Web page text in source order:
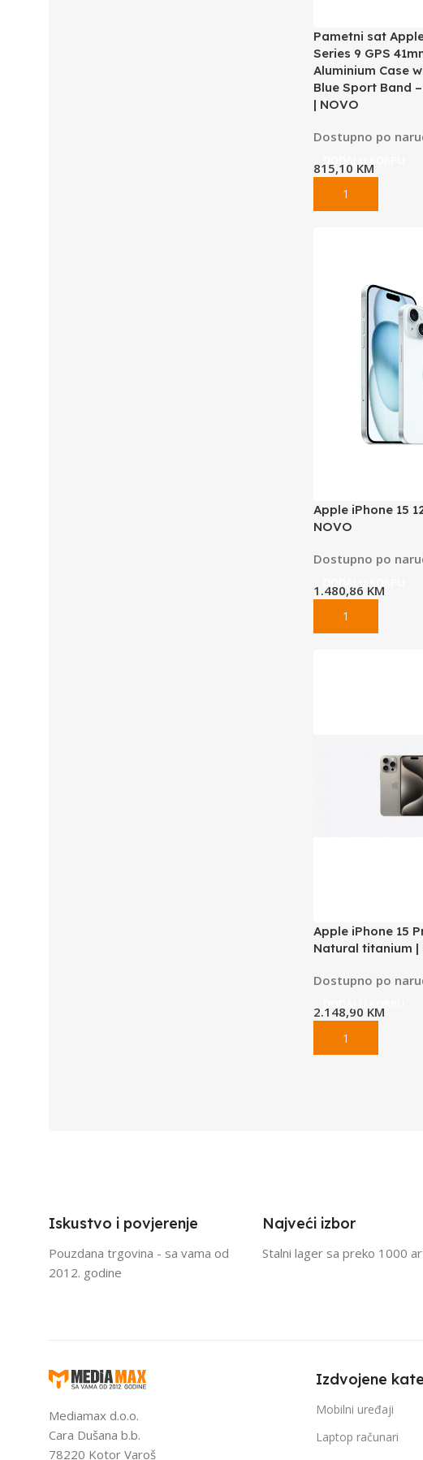
Pametni sat
Series 9 GPS
Aluminium Case
Blue Sport Band
| NOVO
Dostupno po
815,10 KM
Apple iPhone 15
NOVO
Dostupno po
1.480,86 KM
Apple iPhone 15
Natural titanium |
Dostupno po
2.148,90 KM
Iskustvo i povjerenje
Pouzdana trgovina - sa vama od
2012. godine
Najveći izbor
Stalni lager sa preko 1000
Mediamax d.o.o.
Cara Dušana b.b.
78220 Kotor Varoš
Izdvojene
Mobilni uređaji
Laptop računari